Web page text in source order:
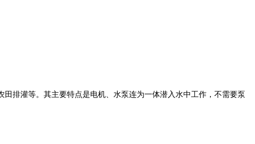
排灌等。其主要特点是电机、水泵连为一体潜入水中工作，不需要泵